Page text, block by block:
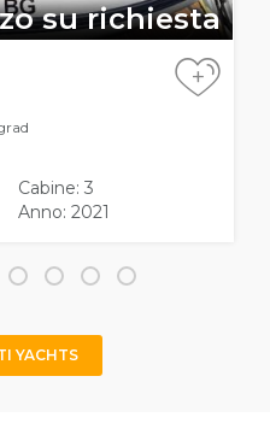
su richiesta
Cabine: 3
Anno: 2021
+
YACHTS